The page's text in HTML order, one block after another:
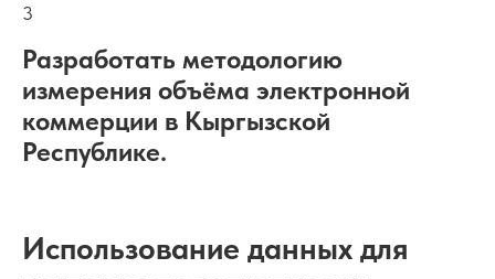
3
Разработать методологию
измерения объёма электронной
коммерции в Кыргызской
Республике.
Использование данных для